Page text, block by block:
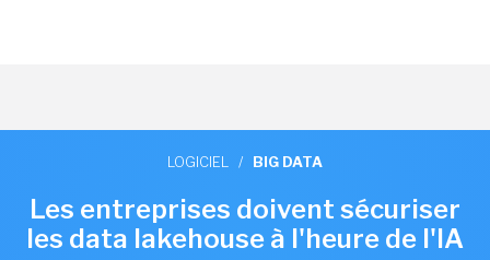
LOGICIEL / BIG DATA
Les entreprises doivent sécuriser
les data lakehouse à l'heure de l'IA